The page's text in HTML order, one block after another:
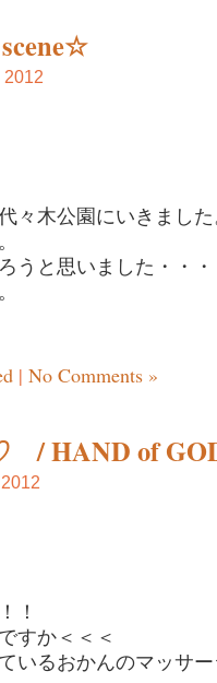
2012
々木公園にいきまし
うと思いました・・・
| No Comments »
/ HAND of
！
すか＜＜＜
いるおかんのマッサ